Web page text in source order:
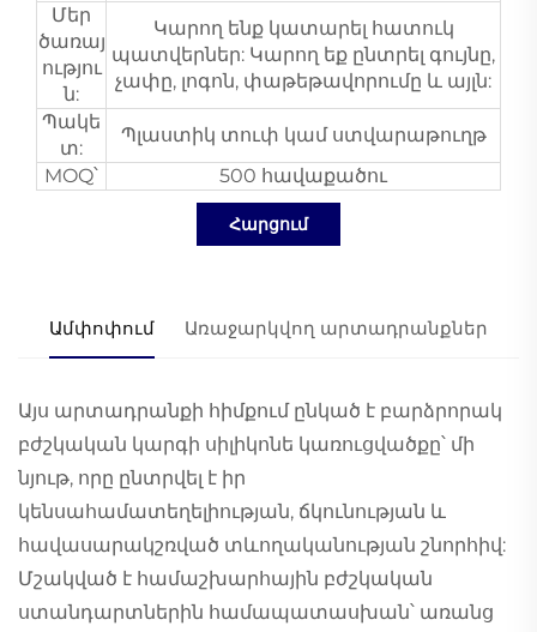
Մեր
ծառայ
ությու
ն:
Կարող ենք կատարել հատուկ
պատվերներ: Կարող եք ընտրել գույնը,
չափը, լոգոն, փաթեթավորումը և այլն:
Պակե
տ:
Պլաստիկ տուփ կամ ստվարաթուղթ
MOQ՝
500 հավաքածու
Հարցում
Ամփոփում Առաջարկվող արտադրանքներ
Այս արտադրանքի հիմքում ընկած է բարձրորակ
բժշկական կարգի սիլիկոնե կառուցվածքը՝ մի
նյութ, որը ընտրվել է իր
կենսահամատեղելիության, ճկունության և
հավասարակշռված տևողականության շնորհիվ:
Մշակված է համաշխարհային բժշկական
ստանդարտներին համապատասխան՝ առանց